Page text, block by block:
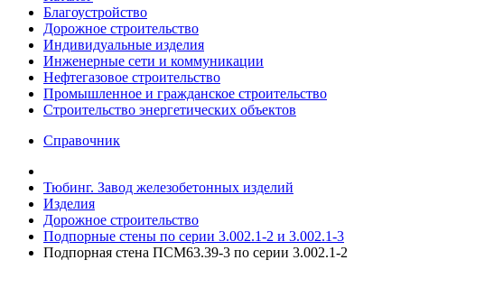
Благоустройство
Дорожное строительство
Индивидуальные изделия
Инженерные сети и коммуникации
Нефтегазовое строительство
Промышленное и гражданское строительство
Строительство энергетических объектов
Справочник
Тюбинг. Завод железобетонных изделий
Изделия
Дорожное строительство
Подпорные стены по серии 3.002.1-2 и 3.002.1-3
Подпорная стена ПСМ63.39-3 по серии 3.002.1-2